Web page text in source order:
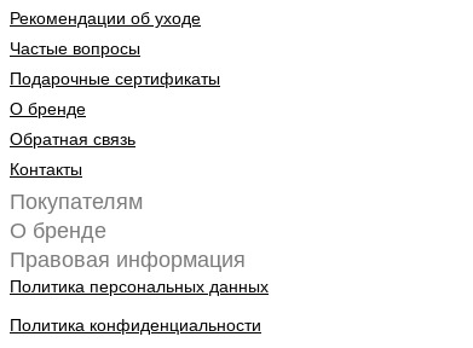
Рекомендации об уходе
Частые вопросы
Подарочные сертификаты
О бренде
Обратная связь
Контакты
Покупателям
О бренде
Правовая информация
Политика персональных данных
Политика конфиденциальности